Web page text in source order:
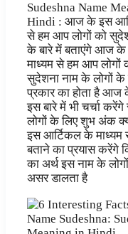
Sudeshna Name
Hindi : आज के इस
से हम आप लोगों को
के बारे में बताएंगे आज
माध्यम से हम आप लोगों
सुदेशना नाम के लोगों के
प्रकार का होता है आज
इस बारे में भी चर्चा
लोगों के लिए शुभ अंक
इस आर्टिकल के माध्यम
बताने का प्रयास करेंगे
का अर्थ इस नाम के
असर डालता है